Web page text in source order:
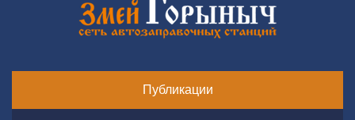
Публикации